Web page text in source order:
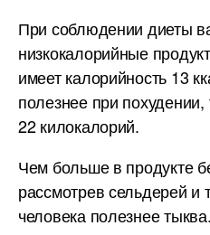
При соблюдении диеты
низкокалорийные
имеет калорийность 13
полезнее при
22 килокалорий.
Чем больше в продукте
рассмотрев сельдерей и
человека полезнее тыква.